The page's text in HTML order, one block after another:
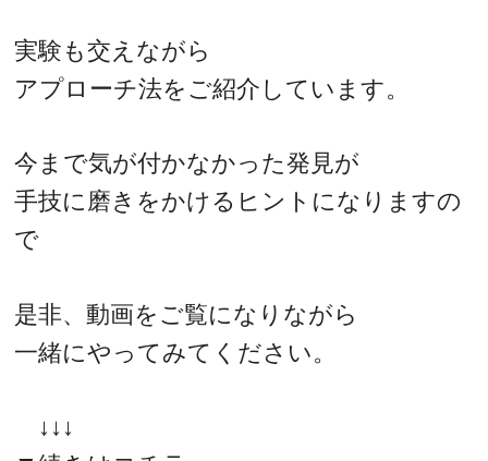
実験も交えながら
アプローチ法をご紹介しています。
今まで気が付かなかった発見が
手技に磨きをかけるヒントになりますの
で
是非、動画をご覧になりながら
一緒にやってみてください。
↓↓↓